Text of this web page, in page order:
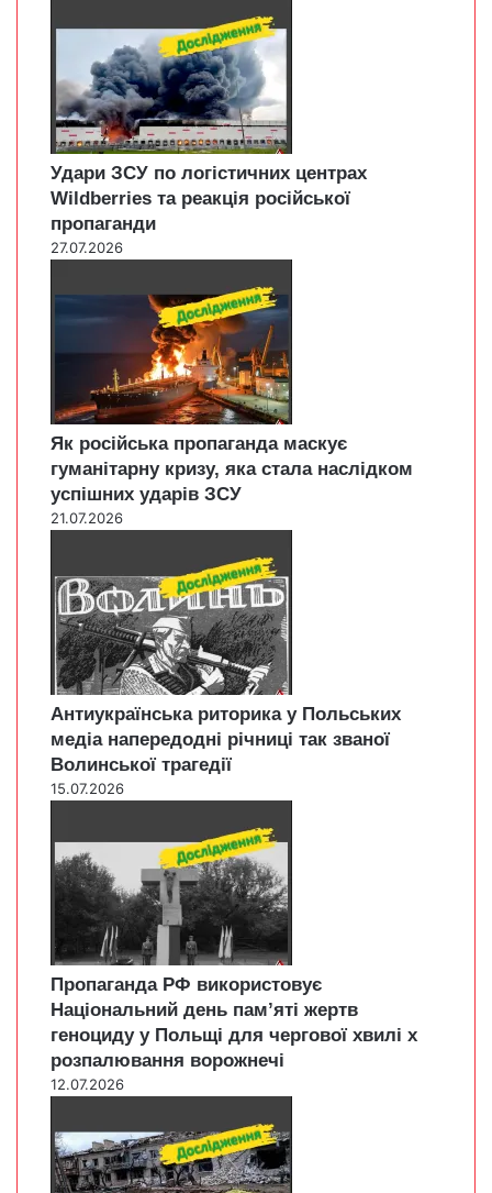
Удари ЗСУ по логістичних центрах
Wildberries та реакція російської
пропаганди
27.07.2026
Як російська пропаганда маскує
гуманітарну кризу, яка стала наслідком
успішних ударів ЗСУ
21.07.2026
Антиукраїнська риторика у Польських
медіа напередодні річниці так званої
Волинської трагедії
15.07.2026
Пропаганда РФ використовує
Національний день пам’яті жертв
геноциду у Польщі для чергової хвилі х
розпалювання ворожнечі
12.07.2026